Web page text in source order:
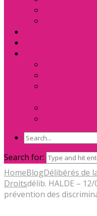
Search for:
HomeBlogDélibérés de
Droitsdélib. HALDE –
prévention des